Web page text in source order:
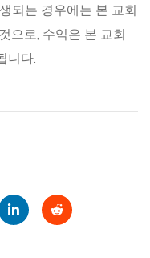
되는 경우에는 본 교회
으로, 수익은 본 교회
니다.